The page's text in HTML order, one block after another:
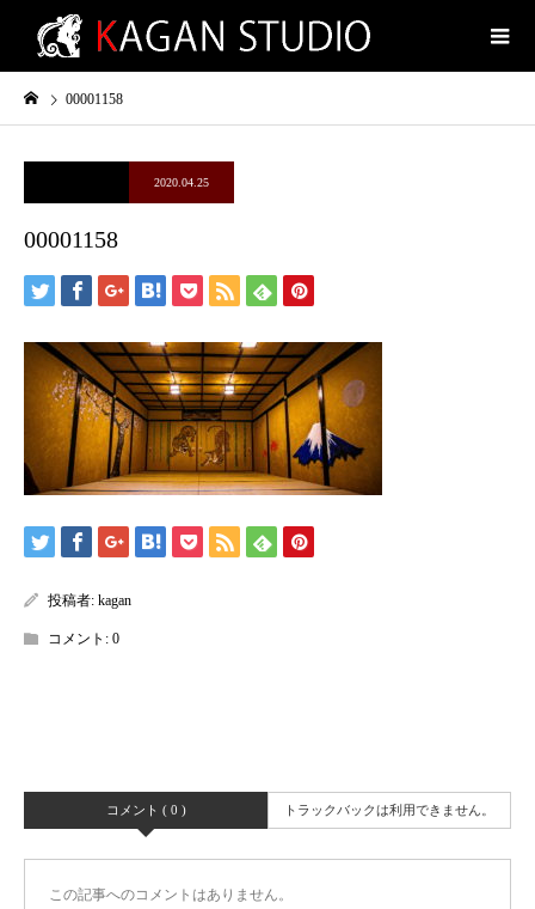
00001158
2020.04.25
00001158
投稿者: kagan
コメント: 0
コメント ( 0 ) トラックバックは利用できません。
この記事へのコメントはありません。